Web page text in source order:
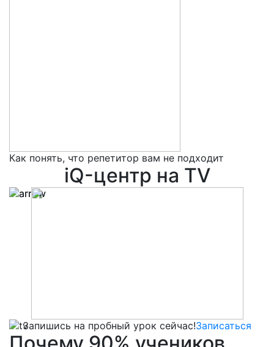
Как понять, что репетитор вам не подходит
iQ-центр на TV
Запишись на пробный урок сейчас!Записаться